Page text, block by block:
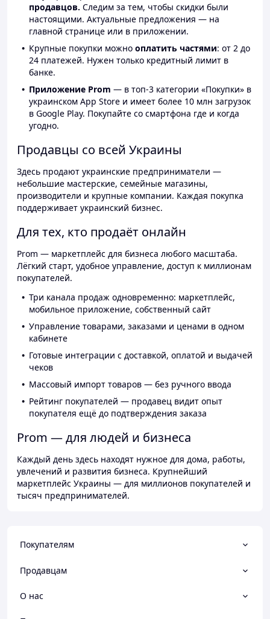
продавцов. Следим за тем, чтобы скидки были
настоящими. Актуальные предложения — на
главной странице или в приложении.
Крупные покупки можно оплатить частями: от 2 до
24 платежей. Нужен только кредитный лимит в
банке.
Приложение Prom — в топ-3 категории «Покупки» в
украинском App Store и имеет более 10 млн загрузок
в Google Play. Покупайте со смартфона где и когда
угодно.
Продавцы со всей Украины
Здесь продают украинские предприниматели —
небольшие мастерские, семейные магазины,
производители и крупные компании. Каждая покупка
поддерживает украинский бизнес.
Для тех, кто продаёт онлайн
Prom — маркетплейс для бизнеса любого масштаба.
Лёгкий старт, удобное управление, доступ к миллионам
покупателей.
Три канала продаж одновременно: маркетплейс,
мобильное приложение, собственный сайт
Управление товарами, заказами и ценами в одном
кабинете
Готовые интеграции с доставкой, оплатой и выдачей
чеков
Массовый импорт товаров — без ручного ввода
Рейтинг покупателей — продавец видит опыт
покупателя ещё до подтверждения заказа
Prom — для людей и бизнеса
Каждый день здесь находят нужное для дома, работы,
увлечений и развития бизнеса. Крупнейший
маркетплейс Украины — для миллионов покупателей и
тысяч предпринимателей.
Покупателям
Продавцам
О нас